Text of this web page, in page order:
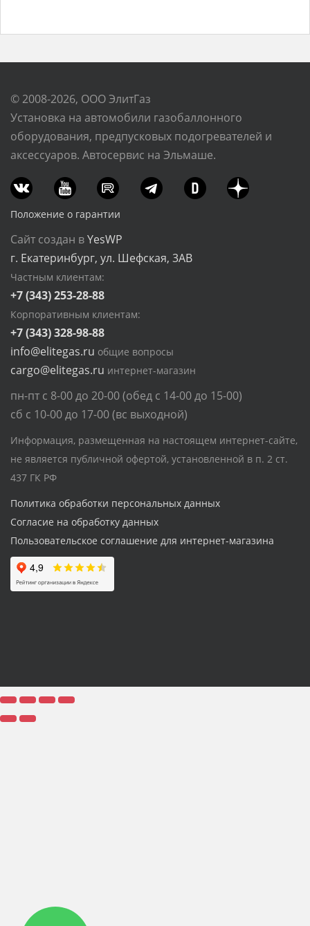
© 2008-2026, ООО ЭлитГаз
Установка на автомобили газобаллонного
оборудования, предпусковых подогревателей и
аксессуаров. Автосервис на Эльмаше.
Положение о гарантии
Сайт создан вYesWP
г. Екатеринбург, ул. Шефская, 3АВ
Частным клиентам:
+7 (343) 253-28-88
Корпоративным клиентам:
+7 (343) 328-98-88
info@elitegas.ru общие вопросы
cargo@elitegas.ru интернет-магазин
пн-пт с 8-00 до 20-00 (обед с 14-00 до 15-00)
сб с 10-00 до 17-00 (вс выходной)
Информация, размещенная на настоящем интернет-сайте,
не является публичной офертой, установленной в п. 2 ст.
437 ГК РФ
Политика обработки персональных данных
Согласие на обработку данных
Пользовательское соглашение для интернет-магазина